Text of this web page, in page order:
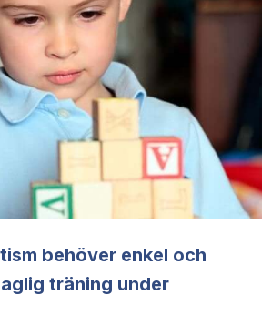
behöver enkel och
träning under